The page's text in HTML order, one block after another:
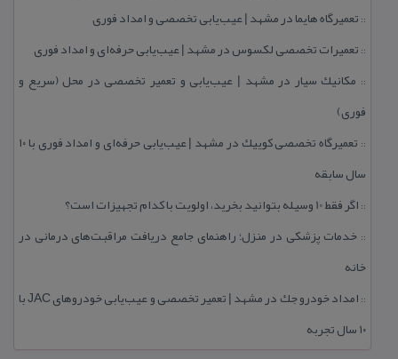
:: تعمیرگاه هایما در مشهد | عیب‌یابی تخصصی و امداد فوری
:: تعمیرات تخصصی لكسوس در مشهد | عیب‌یابی حرفه‌ای و امداد فوری
:: مكانیك سیار در مشهد | عیب‌یابی و تعمیر تخصصی در محل (سریع و
فوری)
::
تعمیرگاه تخصصی كوییك در مشهد | عیب‌یابی حرفه‌ای و امداد فوری با ۱۰
سال سابقه
:: اگر فقط 10 وسیله بتوانید بخرید، اولویت با كدام تجهیزات است؟
:: خدمات پزشكی در منزل؛ راهنمای جامع دریافت مراقبت‌های درمانی در
خانه
::
امداد خودرو جك در مشهد | تعمیر تخصصی و عیب‌یابی خودروهای JAC با
۱۰ سال تجربه